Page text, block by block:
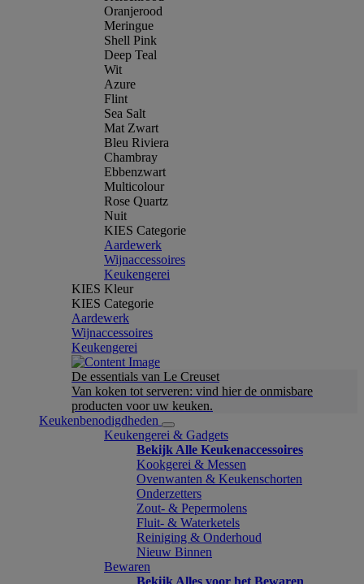
Oranjerood
Meringue
Shell Pink
Deep Teal
Wit
Azure
Flint
Sea Salt
Mat Zwart
Bleu Riviera
Chambray
Ebbenzwart
Multicolour
Rose Quartz
Nuit
KIES Categorie
Aardewerk
Wijnaccessoires
Keukengerei
KIES Kleur
KIES Categorie
Aardewerk
Wijnaccessoires
Keukengerei
De essentials van Le Creuset
Van koken tot serveren: vind hier de onmisbare
producten voor uw keuken.
Keukenbenodigdheden
Keukengerei & Gadgets
Bekijk Alle Keukenaccessoires
Kookgerei & Messen
Ovenwanten & Keukenschorten
Onderzetters
Zout- & Pepermolens
Fluit- & Waterketels
Reiniging & Onderhoud
Nieuw Binnen
Bewaren
Bekijk Alles voor het Bewaren